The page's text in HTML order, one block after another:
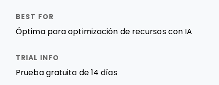
Óptima para optimización de recursos con IA
Prueba gratuita de 14 días